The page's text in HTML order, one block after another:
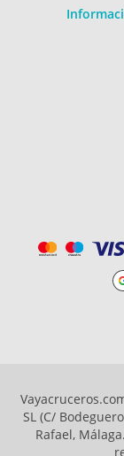
SL (C/
Rafael,